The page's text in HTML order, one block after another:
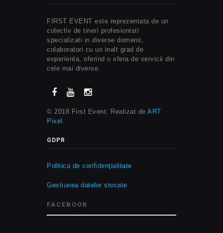
FIRST EVENT este reprezentata de un
colectiv de tineri profesionisti
specializati in diverse domenii,
colaboratori cu un inalt grad de
experienta, oferind o sfera de servicii din
cele mai diverse.
© 2018 First Event. Realizat de ART
Pixel .
GDPR
Politica de confidenţialitate
Gestiunea datelor stocate
FACEBOOK